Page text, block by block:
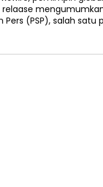
relaase
Pers (PSP), salah